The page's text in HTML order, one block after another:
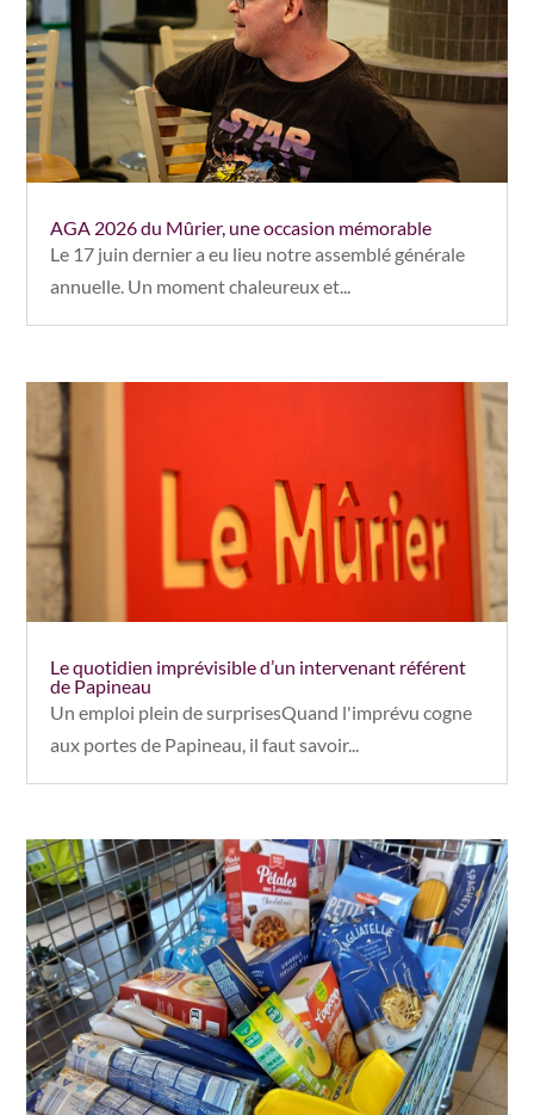
AGA 2026 du Mûrier, une occasion mémorable
Le 17 juin dernier a eu lieu notre assemblé générale
annuelle. Un moment chaleureux et...
Le quotidien imprévisible d’un intervenant référent
de Papineau
Un emploi plein de surprisesQuand l'imprévu cogne
aux portes de Papineau, il faut savoir...